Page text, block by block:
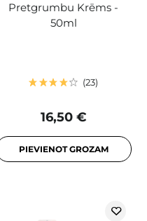
Pretgrumbu Krēms -
50ml
23
16,50 €
PIEVIENOT GROZAM